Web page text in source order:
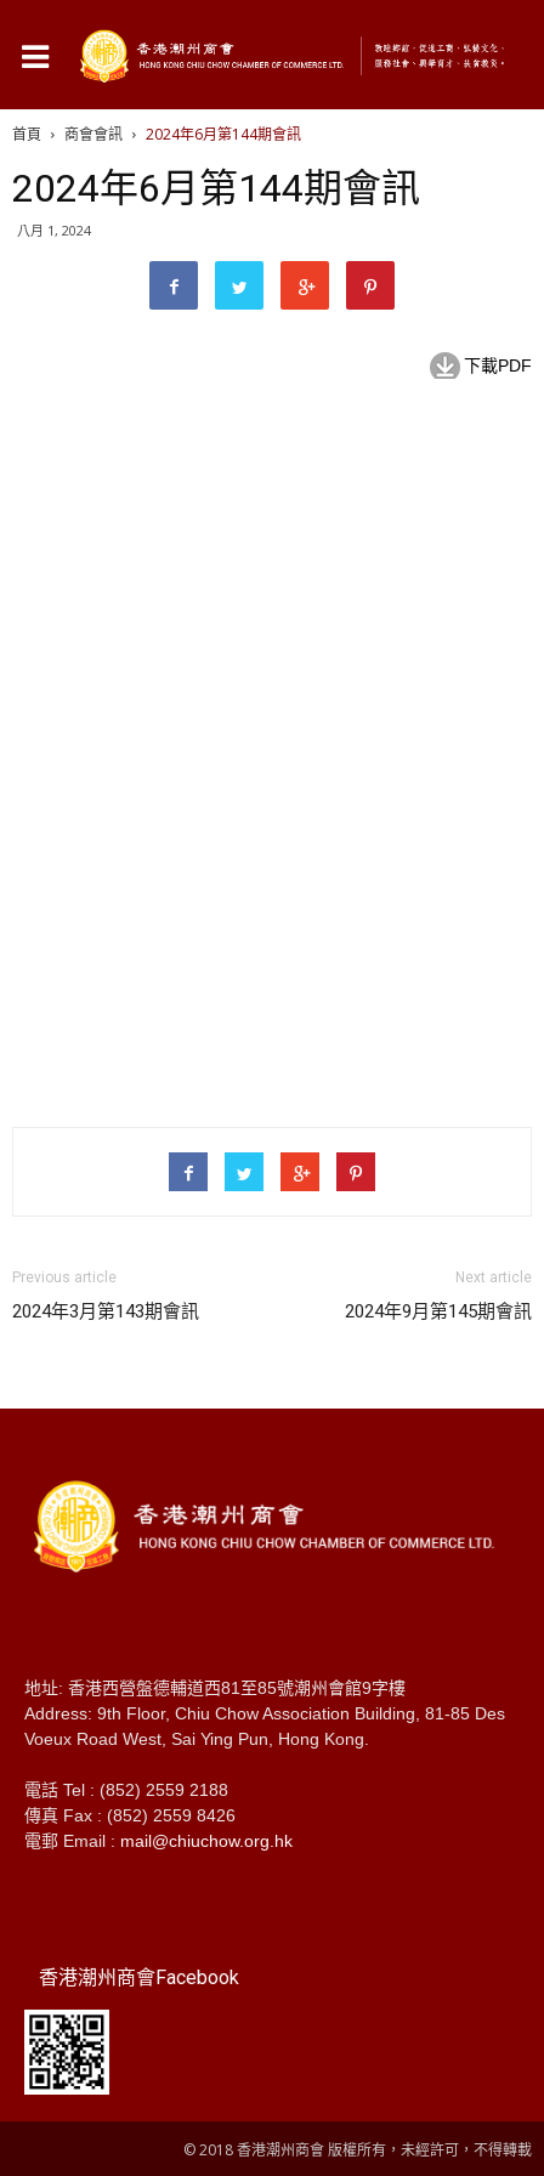
首頁 商會會訊 2024年6月第144期會訊
2024年6月第144期會訊
八月 1, 2024
下載PDF
Previous article
2024年3月第143期會訊
Next article
2024年9月第145期會訊
地址: 香港西營盤德輔道西81至85號潮州會館9字樓
Address: 9th Floor, Chiu Chow Association Building, 81-85 Des
Voeux Road West, Sai Ying Pun, Hong Kong.
電話 Tel : (852) 2559 2188
傳真 Fax : (852) 2559 8426
電郵 Email : mail@chiuchow.org.hk
香港潮州商會Facebook
© 2018 香港潮州商會 版權所有，未經許可，不得轉載